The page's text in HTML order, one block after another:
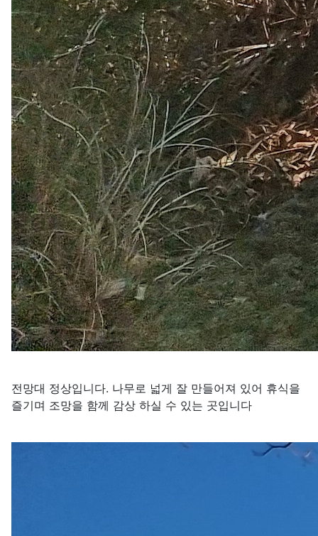
전망대 정상입니다. 나무로 넓게 잘 만들어져 있어 휴식을
즐기며 조망을 함께 감상 하실 수 있는 곳입니다